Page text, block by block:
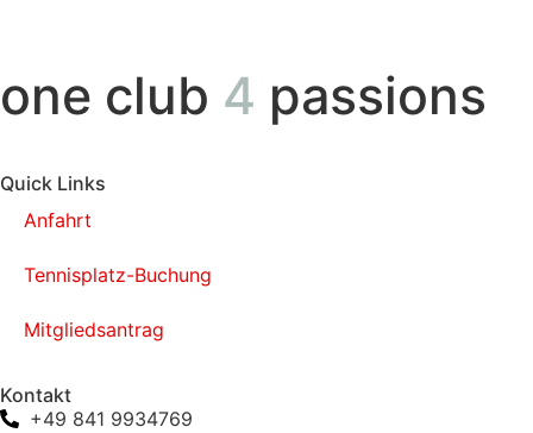
one club 4 passions
Quick Links
Anfahrt
Tennisplatz-Buchung
Mitgliedsantrag
Kontakt
+49 841 9934769